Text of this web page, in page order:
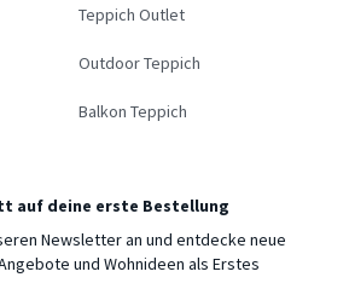
Teppich Outlet
Outdoor Teppich
Balkon Teppich
auf deine erste Bestellung
Newsletter an und entdecke neue
und Wohnideen als Erstes